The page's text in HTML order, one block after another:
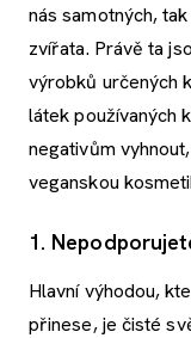
nás samotných,
zvířata. Právě ta
výrobků určených
látek používaných
negativům
veganskou
1.
Hlavní výhodou,
přinese, je čisté